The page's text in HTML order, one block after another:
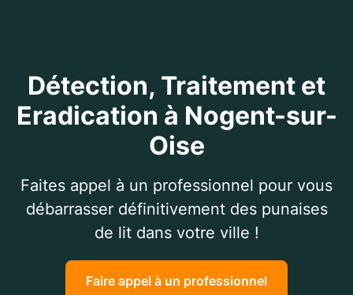
Détection, Traitement et
Eradication à Nogent-sur-
Oise
Faites appel à un professionnel pour vous
débarrasser définitivement des punaises
de lit dans votre ville !
Faire appel à un professionnel